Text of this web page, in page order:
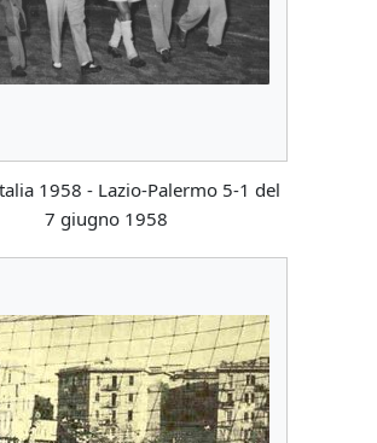
1958 - Lazio-Palermo 5-1 del
7 giugno 1958